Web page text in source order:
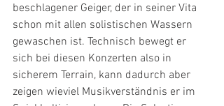
beschlagener Geiger, der in seiner Vita
schon mit allen solistischen Wassern
gewaschen ist. Technisch bewegt er
sich bei diesen Konzerten also in
sicherem Terrain, kann dadurch aber
zeigen wieviel Musikverständnis er im